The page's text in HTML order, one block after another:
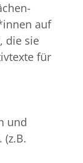
auf
die sie
für
und